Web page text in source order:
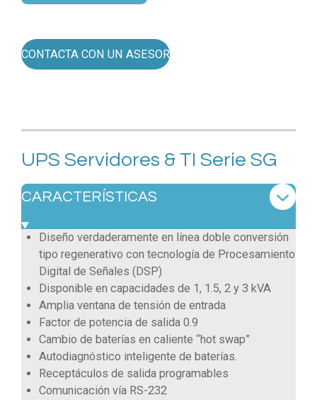
CONTACTA CON UN ASESOR
UPS Servidores & TI Serie SG
CARACTERÍSTICAS
Diseño verdaderamente en línea doble conversión
tipo regenerativo con tecnología de Procesamiento
Digital de Señales (DSP)
Disponible en capacidades de 1, 1.5, 2 y 3 kVA
Amplia ventana de tensión de entrada
Factor de potencia de salida 0.9
Cambio de baterías en caliente “hot swap”
Autodiagnóstico inteligente de baterías.
Receptáculos de salida programables
Comunicación vía RS-232